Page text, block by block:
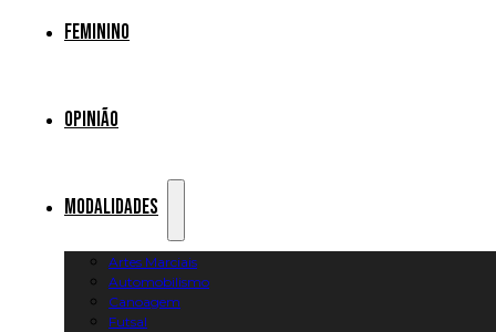
Feminino
Opinião
Modalidades
Artes Marciais
Automobilismo
Canoagem
Futsal